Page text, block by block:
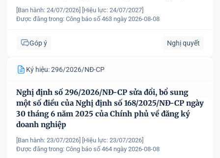
hiện cam kết quốc tế về trao đổi thông tin theo yêu
cầu về thuế
[Ban hành: 24/07/2026]
[Hiệu lực: 24/07/2027]
Được đăng trong: Công báo số 463 ngày 2026-08-08
Góp ý Nghị quyết
Ký hiệu: 296/2026/NĐ-CP
Nghị định số 296/2026/NĐ-CP sửa đổi, bổ sung
một số điều của Nghị định số 168/2025/NĐ-CP ngày
30 tháng 6 năm 2025 của Chính phủ về đăng ký
doanh nghiệp
[Ban hành: 23/07/2026]
[Hiệu lực: 23/07/2026]
Được đăng trong: Công báo số 464 ngày 2026-08-08